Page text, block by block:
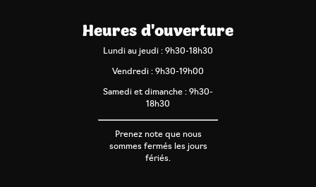
Heures d'ouverture
Lundi au jeudi : 9h30-18h30
Vendredi : 9h30-19h00
Samedi et dimanche : 9h30-
18h30
Prenez note que nous
sommes fermés les jours
fériés.